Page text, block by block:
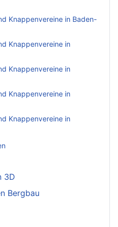
Knappenvereine in Baden-
Knappenvereine in
Knappenvereine in
Knappenvereine in
Knappenvereine in
3D
Bergbau